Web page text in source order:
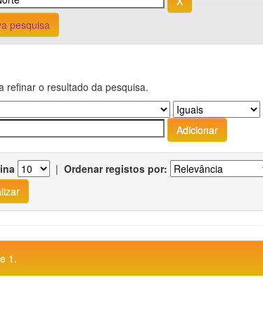
pesquisa
refinar o resultado da pesquisa.
| Ordenar registos por:
1.